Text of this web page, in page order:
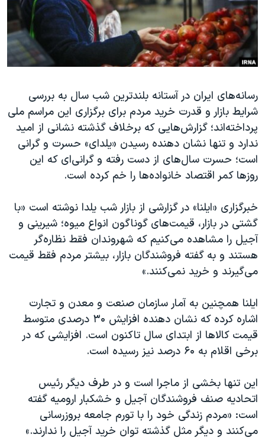
فرهنگ و زندگی
حقوق شهروندی
اقتصادی
اسرائیل در جنگ
گالری عکس
آرشیو پخش زنده
مستندها
انتخابات ریاست جمهوری آمریکا ۲۰۲۴
حمله جمهوری اسلامی به اسرائیل
ورزش زنان در ایران
اعتراضات زن، زندگی، آزادی
مجموعه مستندهای دادخواهی
تریبونال مردمی آبان ۹۸
دادگاه حمید نوری
چهل سال گروگان‌گیری
قانون شفافیت دارائی کادر رهبری ایران
اعتراضات مردمی آبان ۹۸
اسرائیل در جنگ
همایش محافظه‌کاران آمریکا «سی‌پک»
صفحه‌های ویژه
سفر پرزیدنت ترامپ به چین
دنبال کنید
زبانهای مختلف
رسانه‌های ایران در آستانه بلندترین شب سال به بررسی
شرایط بازار و قدرت خرید مردم برای برگزاری این مراسم ملی
پرداخته‌اند؛ گزارش‌هایی که برخلاف گذشته نشانی از امید
ندارد و تنها نشان دهنده رسیدن «یلدای» حسرت و گرانی
است؛ حسرت سال‌های از دست رفته و گرانی‌ای که این
روزها کمر اقتصاد خانواده‌ها را خم کرده است.
خبرگزاری «ایلنا» در گزارشی از بازار شب یلدا نوشته است «با
گشتی در بازار، قیمت‌های گوناگون انواع میوه؛ شیرینی و
آجیل را مشاهده می‌کنیم که شهروندان فقط نظاره‌گر
هستند و به گفته فروشندگان بازار، بیشتر مردم فقط قیمت‌
می‌‌گیرند و خرید نمی‌کنند.»
ایلنا همچنین به آمار سازمان صنعت و معدن و تجارت
اشاره کرده که نشان دهنده افزایش ۳۰ درصدی متوسط
قیمت کالاها از ابتدای سال تاکنون است. افزایشی که در
برخی اقلام به ۶۰ درصد نیز رسیده است.
این تنها بخشی از ماجرا است و در طرف دیگر رئیس
اتحادیه صنف فروشندگان آجیل و خشکبار ارومیه گفته
است: «مردم زندگی خود را با تورم جامعه بروزرسانی
می‌کنند و دیگر مثل گذشته توان خرید آجیل را ندارند.»